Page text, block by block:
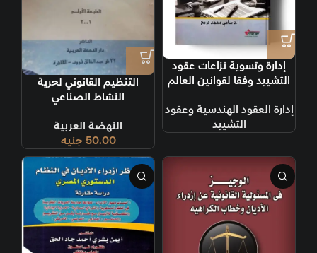
إدارة وتسوية نزاعات عقود
التشييد وفقا لقوانين العالم
إدارة العقود الهندسية وعقود
التشييد
التنظيم القانوني لحرية
النشاط الصناعي
النهضة العربية
50.00 جنيه